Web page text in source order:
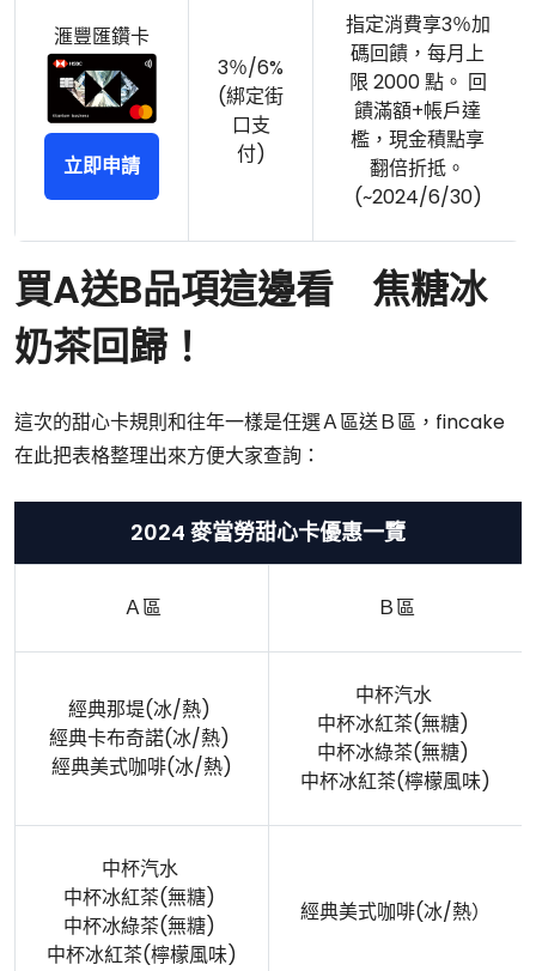
立即申請
3％/6%
(綁定街
口支
付)
指定消費享3％加
碼回饋，每月上
限 2000 點。 回
饋滿額+帳戶達
檻，現金積點享
翻倍折抵。
(~2024/6/30)
買A送B品項這邊看 焦糖冰
奶茶回歸！
這次的甜心卡規則和往年一樣是任選Ａ區送Ｂ區，fincake
在此把表格整理出來方便大家查詢：
2024 麥當勞甜心卡優惠一覽
Ａ區 Ｂ區
經典那堤(冰/熱)
經典卡布奇諾(冰/熱)
經典美式咖啡(冰/熱)
中杯汽水
中杯冰紅茶(無糖)
中杯冰綠茶(無糖)
中杯冰紅茶(檸檬風味)
中杯汽水
中杯冰紅茶(無糖)
中杯冰綠茶(無糖)
中杯冰紅茶(檸檬風味)
經典美式咖啡(冰/熱）